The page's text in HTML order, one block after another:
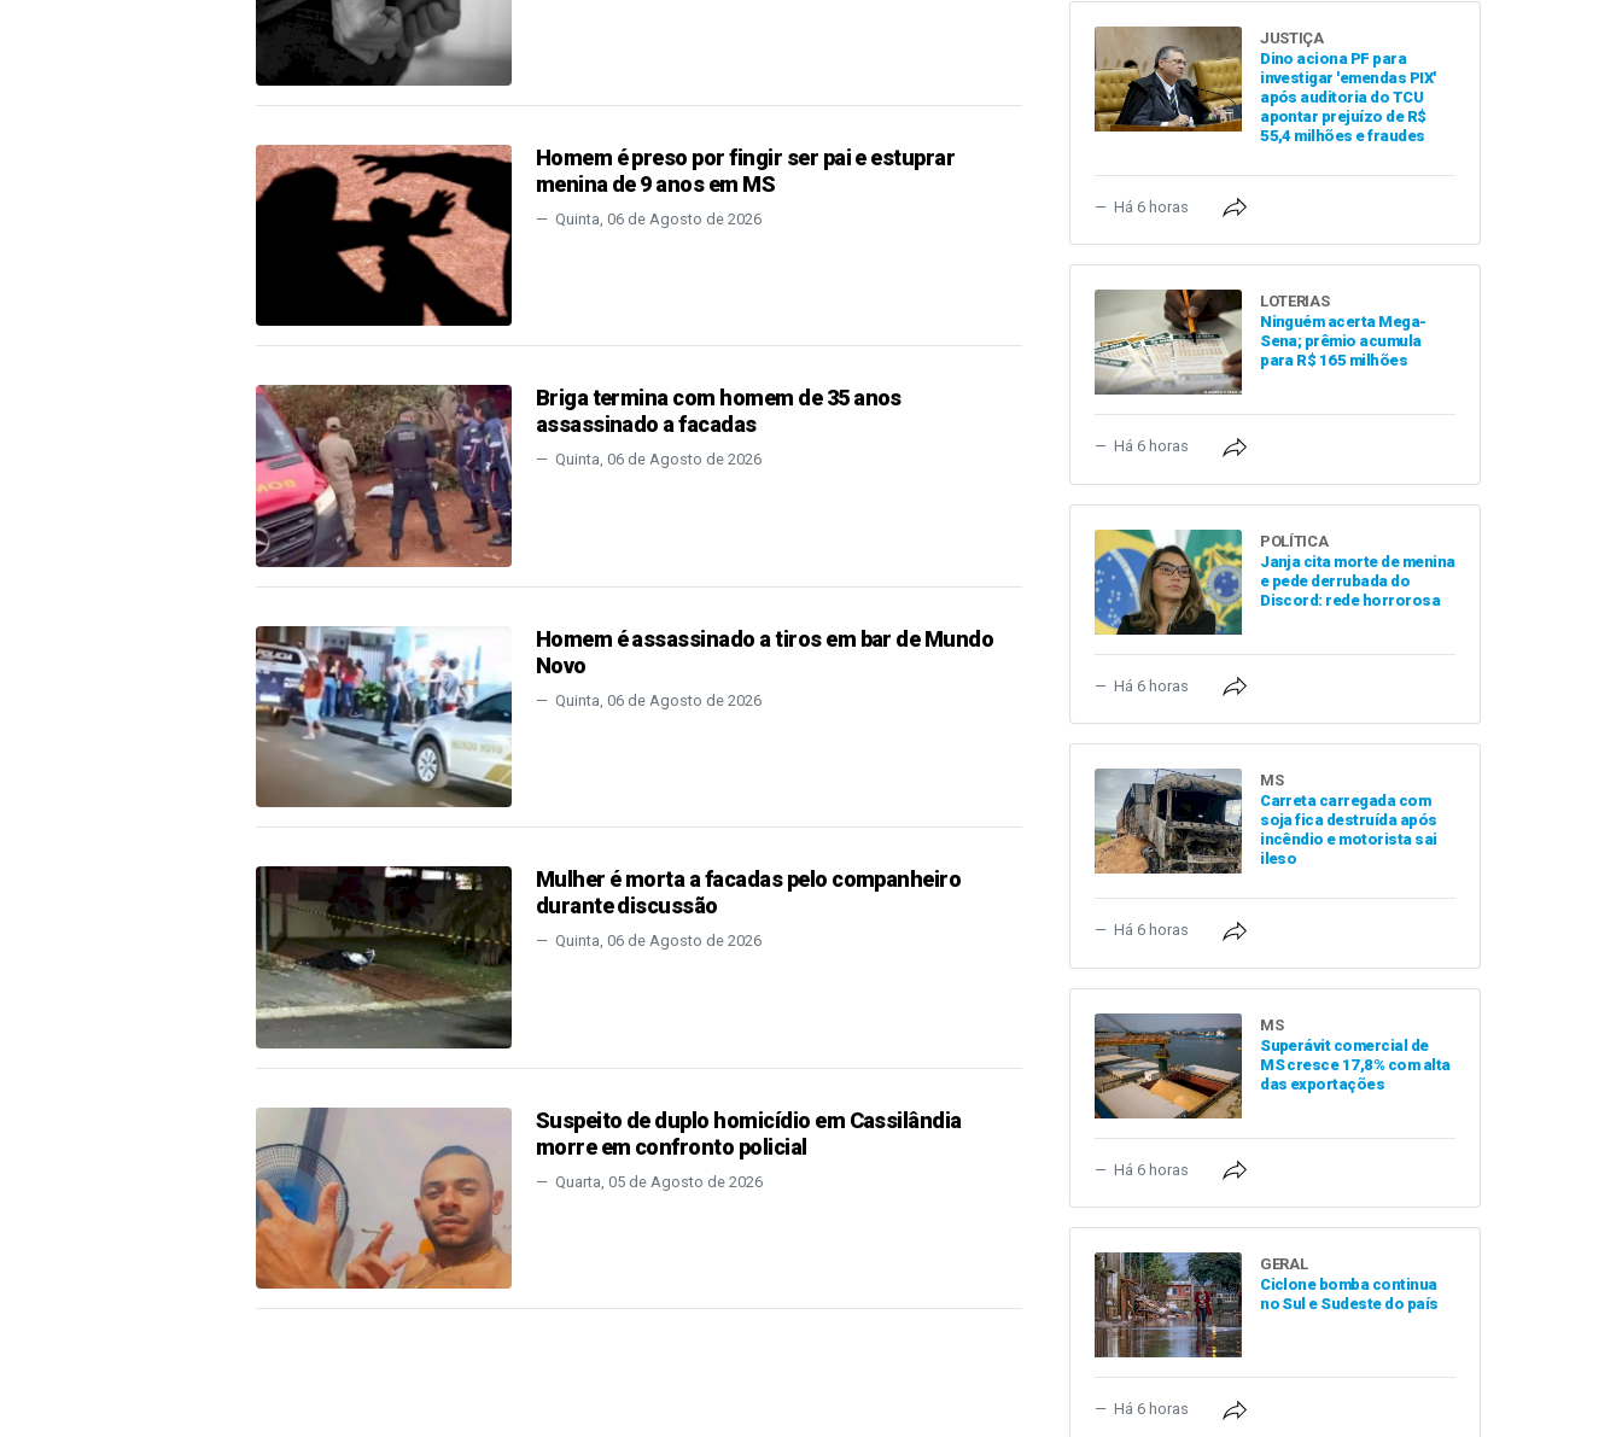
Homem é preso por fingir ser pai e estuprar
menina de 9 anos em MS
Quinta, 06 de Agosto de 2026
Briga termina com homem de 35 anos
assassinado a facadas
Quinta, 06 de Agosto de 2026
Homem é assassinado a tiros em bar de Mundo
Novo
Quinta, 06 de Agosto de 2026
Mulher é morta a facadas pelo companheiro
durante discussão
Quinta, 06 de Agosto de 2026
Suspeito de duplo homicídio em Cassilândia
morre em confronto policial
Quarta, 05 de Agosto de 2026
JUSTIÇA
Dino aciona PF para
investigar 'emendas PIX'
após auditoria do TCU
apontar prejuízo de R$
55,4 milhões e fraudes
Há 6 horas
LOTERIAS
Ninguém acerta Mega-
Sena; prêmio acumula
para R$ 165 milhões
Há 6 horas
POLÍTICA
Janja cita morte de menina
e pede derrubada do
Discord: rede horrorosa
Há 6 horas
MS
Carreta carregada com
soja fica destruída após
incêndio e motorista sai
ileso
Há 6 horas
MS
Superávit comercial de
MS cresce 17,8% com alta
das exportações
Há 6 horas
GERAL
Ciclone bomba continua
no Sul e Sudeste do país
Há 6 horas